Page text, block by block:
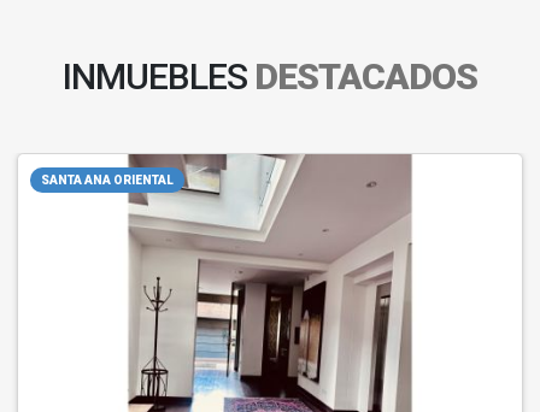
INMUEBLES DESTACADOS
SANTA ANA ORIENTAL